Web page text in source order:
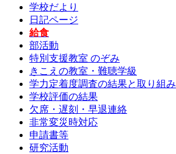
学校だより
日記ページ
給食
部活動
特別支援教室 のぞみ
きこえの教室・難聴学級
学力定着度調査の結果と取り組み
学校評価の結果
欠席・遅刻・早退連絡
非常変災時対応
申請書等
研究活動